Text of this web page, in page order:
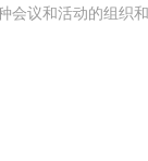
会议和活动的组织